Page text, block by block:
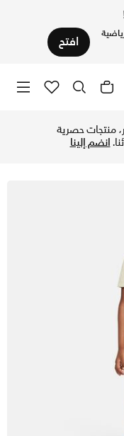
افتح
منتجات حصرية
انضم إلينا